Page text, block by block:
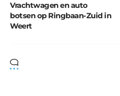
Vrachtwagen en auto
botsen op Ringbaan-Zuid in
Weert